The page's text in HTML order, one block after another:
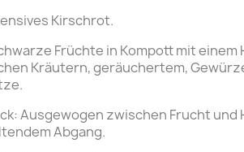
Kirschrot.
Früchte in Kompott mit einem
Kräutern, geräuchertem,
Ausgewogen zwischen Frucht und
Abgang.